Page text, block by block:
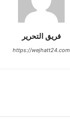
فريق التحرير
https://wejhatt24.com